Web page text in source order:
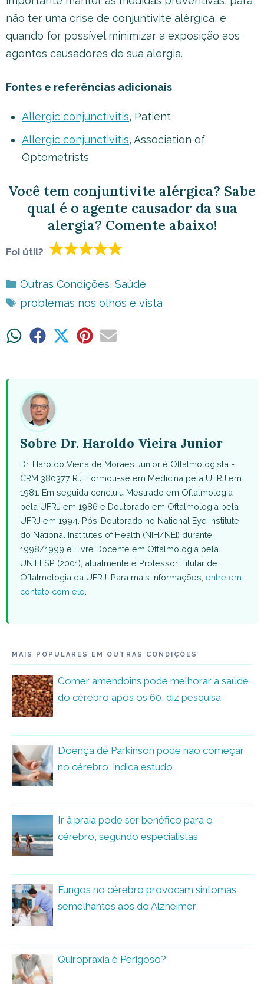
não ter uma crise de conjuntivite alérgica, e
quando for possível minimizar a exposição aos
agentes causadores de sua alergia.
Fontes e referências adicionais
Allergic conjunctivitis, Patient
Allergic conjunctivitis, Association of
Optometrists
Você tem conjuntivite alérgica? Sabe
qual é o agente causador da sua
alergia? Comente abaixo!
Foi útil?
Categorias
Outras Condições, Saúde
Tags
problemas nos olhos e vista
ShareShare ShareShareShare
Sobre Dr. Haroldo Vieira Junior
Dr. Haroldo Vieira de Moraes Junior é Oftalmologista -
CRM 380377 RJ. Formou-se em Medicina pela UFRJ em
1981. Em seguida concluiu Mestrado em Oftalmologia
pela UFRJ em 1986 e Doutorado em Oftalmologia pela
UFRJ em 1994. Pós-Doutorado no National Eye Institute
do National Institutes of Health (NIH/NEI) durante
1998/1999 e Livre Docente em Oftalmologia pela
UNIFESP (2001), atualmente é Professor Titular de
Oftalmologia da UFRJ. Para mais informações, entre em
contato com ele
MAIS POPULARES EM OUTRAS CONDIÇÕES
Comer amendoins pode melhorar a saúde
do cérebro após os 60, diz pesquisa
Doença de Parkinson pode não começar
no cérebro, indica estudo
Ir à praia pode ser benéfico para o
cérebro, segundo especialistas
Fungos no cérebro provocam sintomas
semelhantes aos do Alzheimer
Quiropraxia é Perigoso?